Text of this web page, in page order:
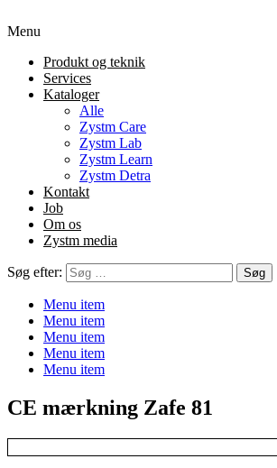
Menu
Produkt og teknik
Services
Kataloger
Alle
Zystm Care
Zystm Lab
Zystm Learn
Zystm Detra
Kontakt
Job
Om os
Zystm media
Søg efter:
Menu item
Menu item
Menu item
Menu item
Menu item
CE mærkning Zafe 81